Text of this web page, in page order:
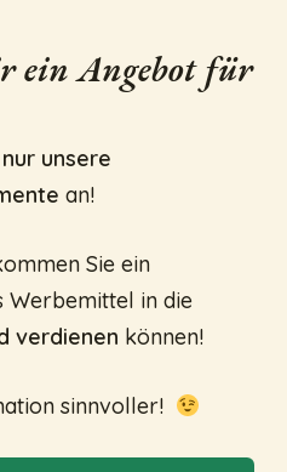
ein Angebot für
unsere
an!
Sie ein
Werbemittel in die
verdienen können!
sinnvoller!